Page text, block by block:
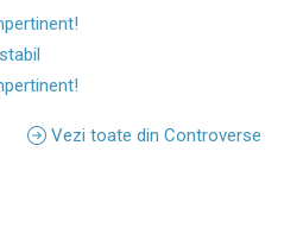
Vezi toate din Controverse